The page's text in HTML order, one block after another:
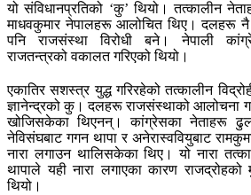
यो संविधानप्रतिको ‘कु’ थियो। तत्कालीन
माधवकुमार नेपालहरू आलोचित थिए। दलहरू नै
पनि राजसंस्था विरोधी बने। नेपाली
राजतन्त्रको वकालत गरिएको थियो।
एकातिर सशस्त्र युद्ध गरिरहेको तत्कालीन
ज्ञानेन्द्रको कु। दलहरू राजसंस्थाको आलोचना
खोजिसकेका थिएनन्। कांग्रेसका नेताहरू
नेविसंघबाट गगन थापा र अनेरास्ववियुबाट
नारा लगाउन थालिसकेका थिए। यो नारा
थापाले यही नारा लगाएका कारण राजद्रोहको
थियो।